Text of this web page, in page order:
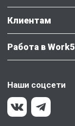
Клиентам
Работа в Work5
Наши соцсети